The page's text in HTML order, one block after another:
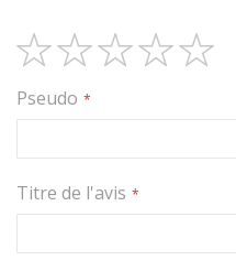
étoile
étoiles
étoiles
étoiles
étoiles
Pseudo
Titre de l'avis